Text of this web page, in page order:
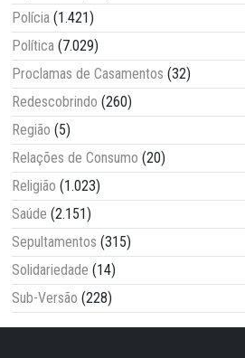
Polícia (1.421)
Política (7.029)
Proclamas de Casamentos (32)
Redescobrindo (260)
Região (5)
Relações de Consumo (20)
Religião (1.023)
Saúde (2.151)
Sepultamentos (315)
Solidariedade (14)
Sub-Versão (228)